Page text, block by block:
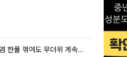
[내일 날씨] 폭염 한풀 꺾여도 무더위 계속⋯동해안 이틀 연속 비